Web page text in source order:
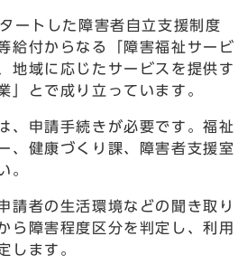
トした障害者自立支援制度
給付からなる「障害福祉サービ
地域に応じたサービスを提供す
」とで成り立っています。
、申請手続きが必要です。福祉
、健康づくり課、障害者支援室
。
請者の生活環境などの聞き取り
ら障害程度区分を判定し、利用
します。